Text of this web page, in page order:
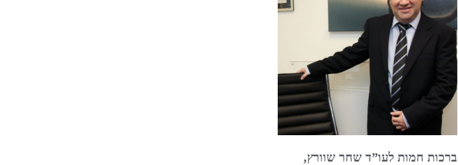
ברכות חמות לעו”ד שחר שוורץ,